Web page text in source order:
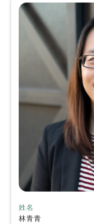
姓名
林青青